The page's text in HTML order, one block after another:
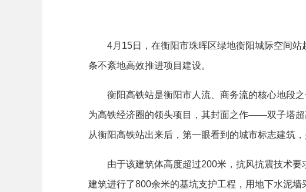
4月15日，在衡阳市珠晖区绿地衡阳城际空间站
条不紊地高效推进项目建设。
衡阳高铁站是衡阳市人流、商务流的核心地段之
为高铁经济圈的领头项目，其封面之作——双子塔
从衡阳高铁站出来后，第一眼看到的城市标志建筑，
由于该建筑体高度超过200米，抗风抗震技术要
建筑进行了800余米的基坑支护工程，用地下水泥墙